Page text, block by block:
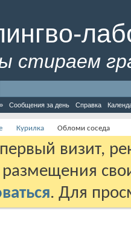
стираем
Сообщения за день Справка
Курилка Обломи соседа
визит,
. Для